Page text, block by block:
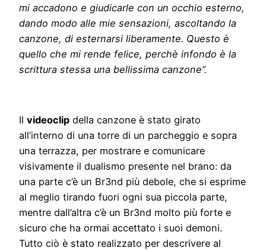
mi accadono e giudicarle con un occhio esterno,
dando modo alle mie sensazioni, ascoltando la
canzone, di esternarsi liberamente. Questo è
quello che mi rende felice, perchè infondo è la
scrittura stessa una bellissima canzone”.
Il videoclip della canzone è stato girato
all’interno di una torre di un parcheggio e sopra
una terrazza, per mostrare e comunicare
visivamente il dualismo presente nel brano: da
una parte c’è un Br3nd più debole, che si esprime
al meglio tirando fuori ogni sua piccola parte,
mentre dall’altra c’è un Br3nd molto più forte e
sicuro che ha ormai accettato i suoi demoni.
Tutto ciò è stato realizzato per descrivere al